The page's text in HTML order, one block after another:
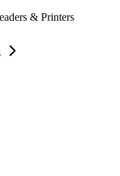
& Printers